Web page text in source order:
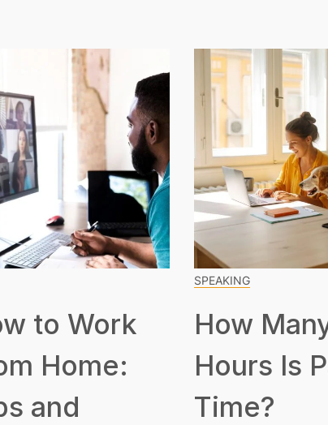
to Work
Home:
and
SPEAKING
How
Hours Is
Time?